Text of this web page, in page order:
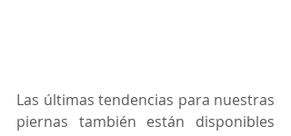
Las últimas tendencias para nuestras
piernas también están disponibles